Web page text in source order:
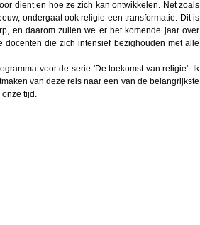
dient en hoe ze zich kan ontwikkelen. Net zoals
ondergaat ook religie een transformatie. Dit is
en daarom zullen we er het komende jaar over
die zich intensief bezighouden met alle
voor de serie 'De toekomst van religie'. Ik
van deze reis naar een van de belangrijkste
tijd.